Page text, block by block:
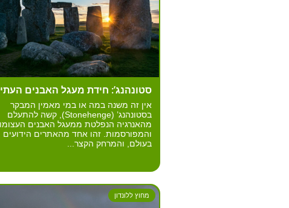
סטונהנג’: חידת מעגל האבנים
אין זה משנה במה או במי מאמין המבקר
בסטונהנג’ (Stonehenge), קשה להתעלם
מהאנרגיה הנפלטת ממעגל האבנים
והמפורסמות. זהו אחד מהאתרים הידועים
בעולם, והמרחק הקצר...
מחוץ ללונדון